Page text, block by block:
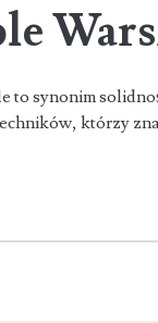
to synonim
którzy